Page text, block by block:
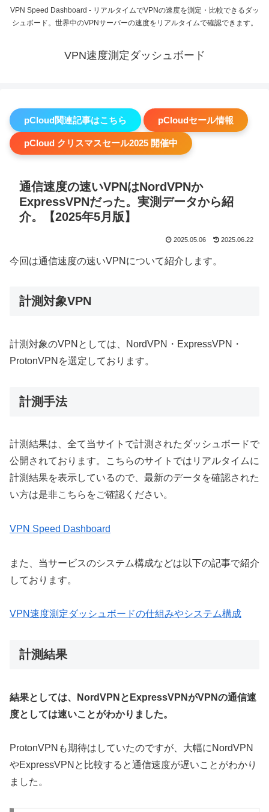
VPN Speed Dashboard - リアルタイムでVPNの速度を測定・比較できるダッ
シュボード。世界中のVPNサーバーの速度をリアルタイムで確認できます。
VPN速度測定ダッシュボード
pCloud関連記事はこちら pCloudセール情報
pCloud クリスマスセール2025 開催中
通信速度の速いVPNはNordVPNか
ExpressVPNだった。実測データから紹
介。【2025年5月版】
2025.05.06 2025.06.22
今回は通信速度の速いVPNについて紹介します。
計測対象VPN
計測対象のVPNとしては、NordVPN・ExpressVPN・
ProtonVPNを選定しております。
計測手法
計測結果は、全て当サイトで計測されたダッシュボードで
公開されております。こちらのサイトではリアルタイムに
計測結果を表示しているので、最新のデータを確認された
い方は是非こちらをご確認ください。
VPN Speed Dashboard
また、当サービスのシステム構成などは以下の記事で紹介
しております。
VPN速度測定ダッシュボードの仕組みやシステム構成
計測結果
結果としては、NordVPNとExpressVPNがVPNの通信速
度としては速いことがわかりました。
ProtonVPNも期待はしていたのですが、大幅にNordVPN
やExpressVPNと比較すると通信速度が遅いことがわかり
ました。